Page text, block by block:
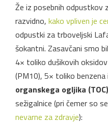
Že iz posebnih odpustkov
razvidno, kako vpliven je
odpustki za trboveljski
šokantni. Zasavčani smo
4× toliko dušikovih
(PM10), 5× toliko benzena
organskega ogljika (TOC)
sežigalnice (pri čemer so
nevarne za zdravje):